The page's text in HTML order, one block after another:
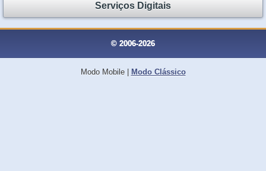
Serviços Digitais
© 2006-2026
Modo Mobile| Modo Clássico